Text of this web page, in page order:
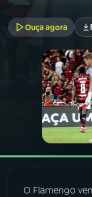
PROGRAMAS
PODCASTS
VIDEOCASTS
Ouça agora
O Flamengo